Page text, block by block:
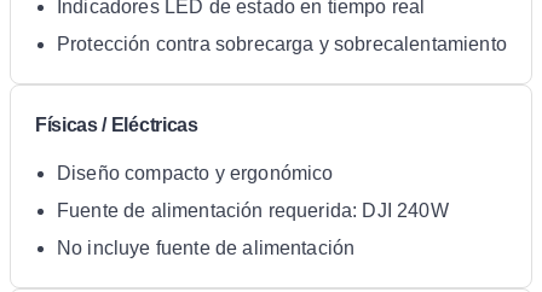
Indicadores LED de estado en tiempo real
Protección contra sobrecarga y sobrecalentamiento
Físicas / Eléctricas
Diseño compacto y ergonómico
Fuente de alimentación requerida: DJI 240W
No incluye fuente de alimentación